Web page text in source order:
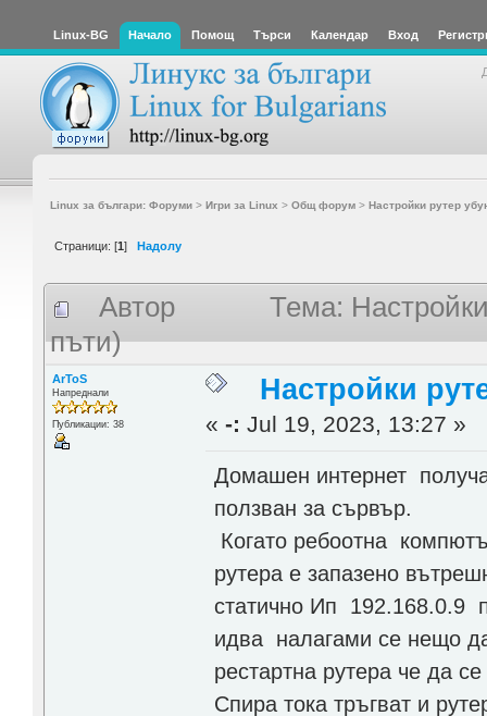
Linux-BG Начало Помощ Търси Календар Вход
Linux за българи: Форуми> Игри за Linux > Общ форум> Настройки рутер
Страници: [1] Надолу
Автор
Тема:
пъти)
ArToS
Напреднали
Публикации: 38
Настройки
«-: Jul 19, 2023, 13:27 »
Домашен интернет
ползван за сървър.
Когато ребоотна
рутера е запазено
статично Ип 192.168.0.9
идва налагами се нещо
рестартна рутера че да
Спира тока тръгват и